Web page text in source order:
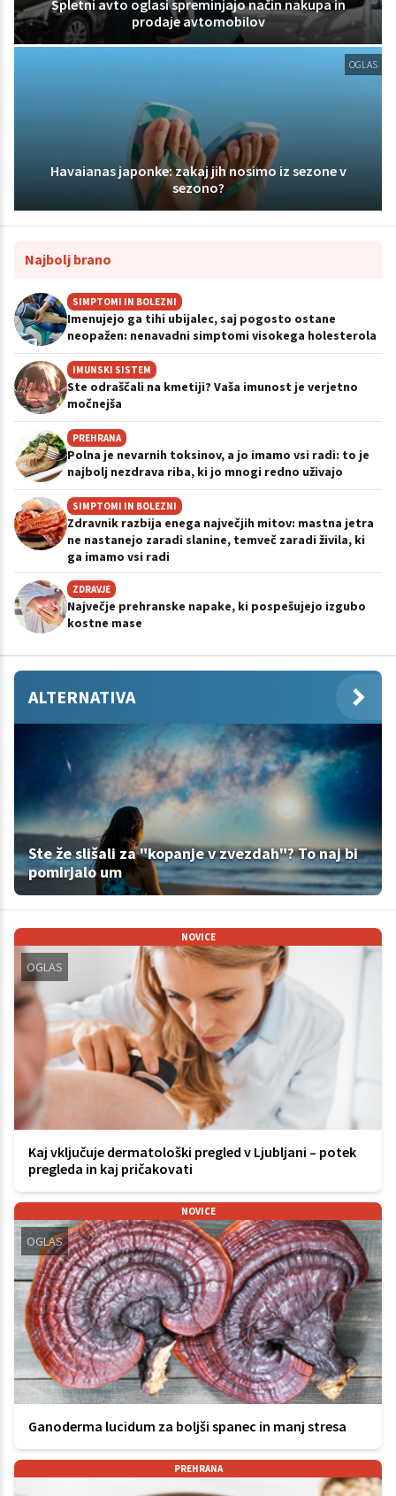
Spletni avto oglasi spreminjajo način nakupa in
prodaje avtomobilov
OGLAS
Havaianas japonke: zakaj jih nosimo iz sezone v
sezono?
Najbolj brano
SIMPTOMI IN BOLEZNI
Imenujejo ga tihi ubijalec, saj pogosto ostane
neopažen: nenavadni simptomi visokega holesterola
IMUNSKI SISTEM
Ste odraščali na kmetiji? Vaša imunost je verjetno
močnejša
PREHRANA
Polna je nevarnih toksinov, a jo imamo vsi radi: to je
najbolj nezdrava riba, ki jo mnogi redno uživajo
SIMPTOMI IN BOLEZNI
Zdravnik razbija enega največjih mitov: mastna jetra
ne nastanejo zaradi slanine, temveč zaradi živila, ki
ga imamo vsi radi
ZDRAVJE
Največje prehranske napake, ki pospešujejo izgubo
kostne mase
ALTERNATIVA
Ste že slišali za "kopanje v zvezdah"? To naj bi
pomirjalo um
NOVICE
OGLAS
Kaj vključuje dermatološki pregled v Ljubljani – potek
pregleda in kaj pričakovati
NOVICE
OGLAS
Ganoderma lucidum za boljši spanec in manj stresa
PREHRANA